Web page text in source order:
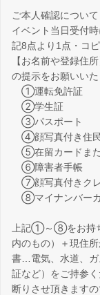
ご本人確認について
イベント当日受付
記8点より1点・コ
【お名前や登録住
の提示をお願いいた
①運転免許証
②学生証
③パスポート
④顔写真付き住民
⑤在留カードまた
⑥障害者手帳
⑦顔写真付きクレ
⑧マイナンバー
上記①～⑧をお持
内のもの）＋現住
書…電気、水道、ガ
証など）をご持参
断りさせ頂きます